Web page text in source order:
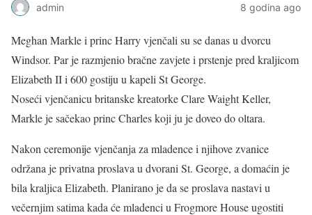
admin 8 godina ago
Meghan Markle i princ Harry vjenčali su se danas u dvorcu
Windsor. Par je razmjenio bračne zavjete i prstenje pred kraljicom
Elizabeth II i 600 gostiju u kapeli St George.
Noseći vjenčanicu britanske kreatorke Clare Waight Keller,
Markle je sačekao princ Charles koji ju je doveo do oltara.
Nakon ceremonije vjenčanja za mladence i njihove zvanice
održana je privatna proslava u dvorani St. George, a domaćin je
bila kraljica Elizabeth. Planirano je da se proslava nastavi u
večernjim satima kada će mladenci u Frogmore House ugostiti